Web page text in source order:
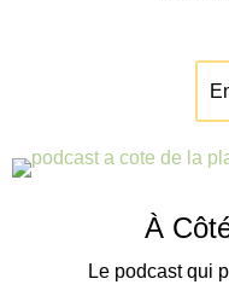
À
Le podcast qui